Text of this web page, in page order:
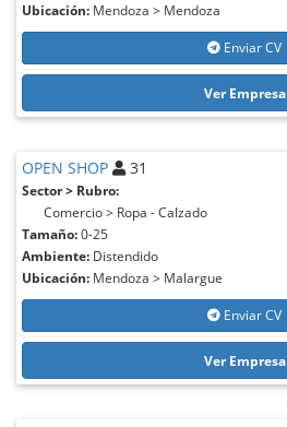
Ubicación: Mendoza > Mendoza
Enviar CV
Ver Empresa
OPEN SHOP 31
Sector > Rubro:
Comercio > Ropa - Calzado
Tamaño:0-25
Ambiente: Distendido
Ubicación: Mendoza > Malargue
Enviar CV
Ver Empresa